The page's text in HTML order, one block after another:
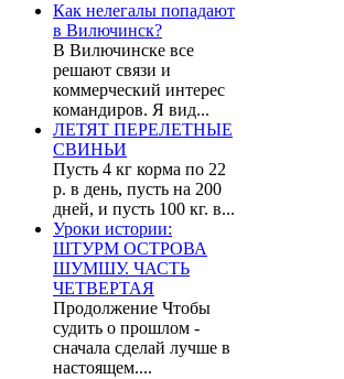
Как нелегалы попадают
в Вилючинск?
В Вилючинске все
решают связи и
коммерческий интерес
командиров. Я вид...
ЛЕТЯТ ПЕРЕЛЕТНЫЕ
СВИНЬИ
Пусть 4 кг корма по 22
р. в день, пусть на 200
дней, и пусть 100 кг. в...
Уроки истории:
ШТУРМ ОСТРОВА
ШУМШУ. ЧАСТЬ
ЧЕТВЕРТАЯ
Продолжение Чтобы
судить о прошлом -
сначала сделай лучше в
настоящем....